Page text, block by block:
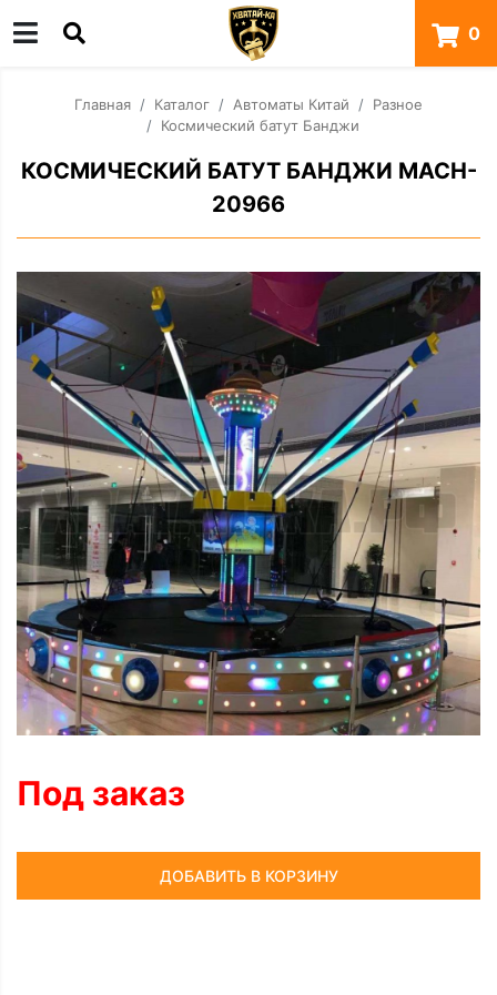
0
Главная Каталог Автоматы Китай
Разное
Космический батут Банджи
КОСМИЧЕСКИЙ БАТУТ БАНДЖИ MACH-
20966
Под заказ
ДОБАВИТЬ В КОРЗИНУ